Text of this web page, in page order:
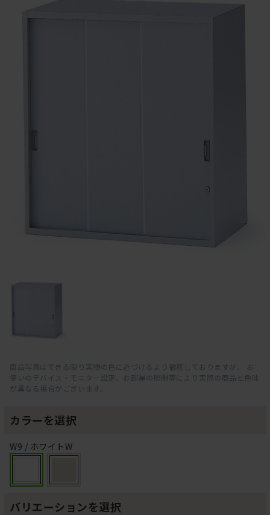
商品写真はできる限り実物の色に近づけるよう徹底しておりますが、 お
使いのデバイス・モニター設定、お部屋の照明等により実際の商品と色味
が異なる場合がございます。
カラーを選択
W9 / ホワイトW
バリエーションを選択